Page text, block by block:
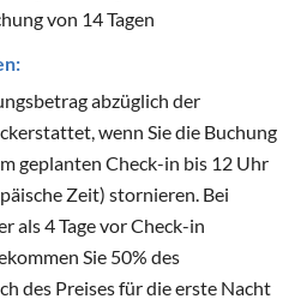
von 14 Tagen
abzüglich der
wenn Sie die Buchung
geplanten Check-in bis 12 Uhr
Zeit) stornieren. Bei
als 4 Tage vor Check-in
Sie 50% des
des Preises für die erste Nacht